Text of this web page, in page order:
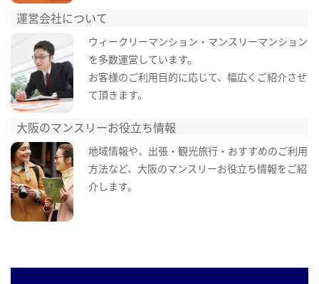
運営会社について
ウィークリーマンション・マンスリーマンション
を多数運営しています。
お客様のご利用目的に応じて、幅広くご紹介させ
て頂きます。
大阪のマンスリーお役立ち情報
地域情報や、出張・観光旅行・おすすめのご利用
方法など、大阪のマンスリーお役立ち情報をご紹
介します。